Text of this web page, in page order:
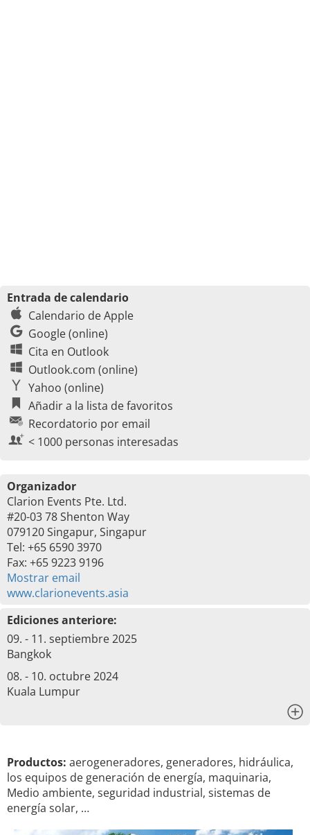
Entrada de calendario
Calendario de Apple
Google (online)
Cita en Outlook
Outlook.com (online)
Yahoo (online)
Añadir a la lista de favoritos
Recordatorio por email
< 1000 personas interesadas
Organizador
Clarion Events Pte. Ltd.
#20-03 78 Shenton Way
079120 Singapur, Singapur
Tel: +65 6590 3970
Fax: +65 9223 9196
Mostrar email
www.clarionevents.asia
Ediciones anteriore:
09. - 11. septiembre 2025
Bangkok
08. - 10. octubre 2024
Kuala Lumpur
Productos: aerogeneradores, generadores, hidráulica,
los equipos de generación de energía, maquinaria,
Medio ambiente, seguridad industrial, sistemas de
energía solar, …